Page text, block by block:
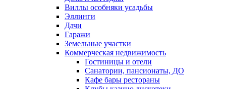
Виллы особняки усадьбы
Эллинги
Дачи
Гаражи
Земельные участки
Коммерческая недвижимость
Гостиницы и отели
Санатории, пансионаты, ДО
Кафе бары рестораны